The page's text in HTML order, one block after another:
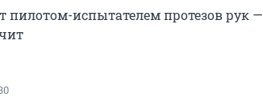
пилотом-испытателем протезов рук —